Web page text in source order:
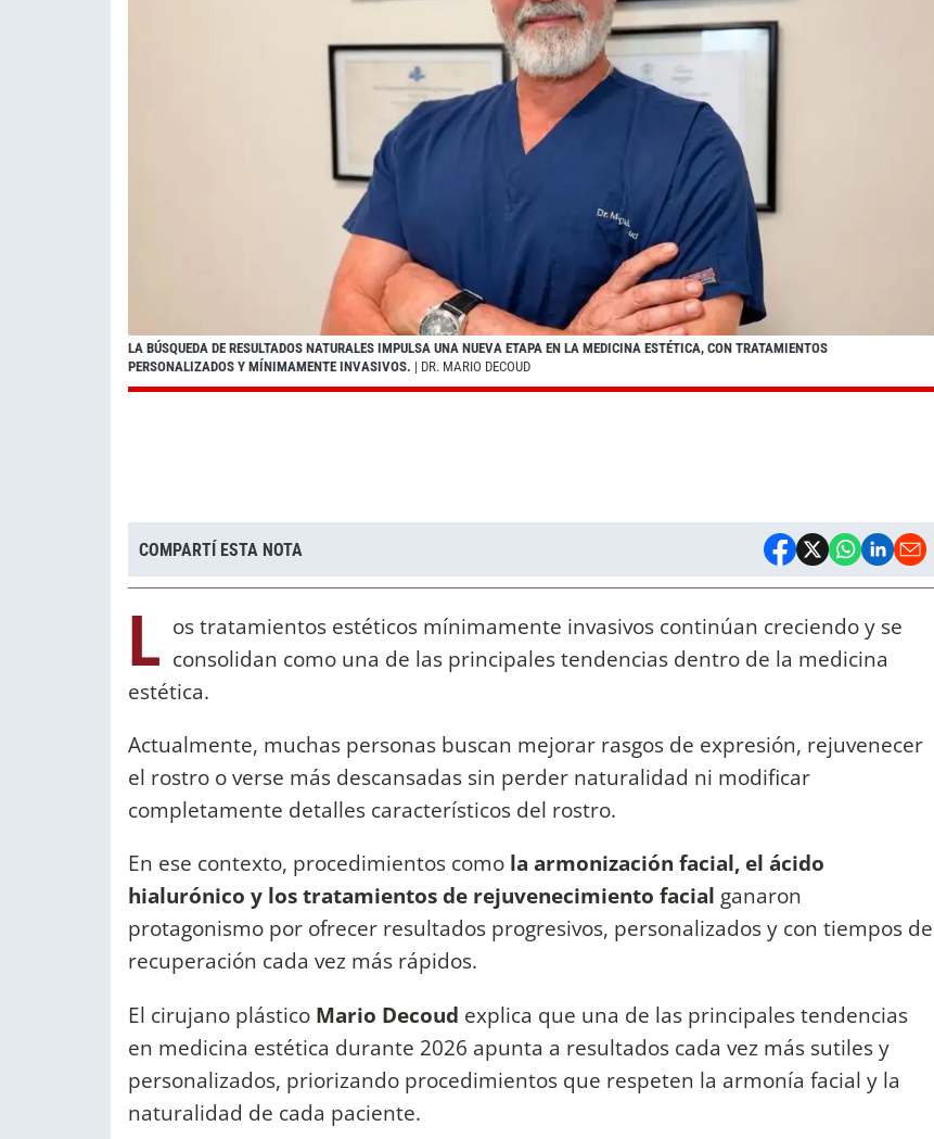
LA BÚSQUEDA DE RESULTADOS NATURALES IMPULSA UNA NUEVA ETAPA EN LA MEDICINA ESTÉTICA, CON TRATAMIENTOS
PERSONALIZADOS Y MÍNIMAMENTE INVASIVOS. | DR. MARIO DECOUD
COMPARTÍ ESTA NOTA
L os tratamientos estéticos mínimamente invasivos continúan creciendo y se
consolidan como una de las principales tendencias dentro de la medicina
estética.
Actualmente, muchas personas buscan mejorar rasgos de expresión, rejuvenecer
el rostro o verse más descansadas sin perder naturalidad ni modificar
completamente detalles característicos del rostro.
En ese contexto, procedimientos como la armonización facial, el ácido
hialurónico y los tratamientos de rejuvenecimiento facial ganaron
protagonismo por ofrecer resultados progresivos, personalizados y con tiempos de
recuperación cada vez más rápidos.
El cirujano plástico Mario Decoud explica que una de las principales tendencias
en medicina estética durante 2026 apunta a resultados cada vez más sutiles y
personalizados, priorizando procedimientos que respeten la armonía facial y la
naturalidad de cada paciente.